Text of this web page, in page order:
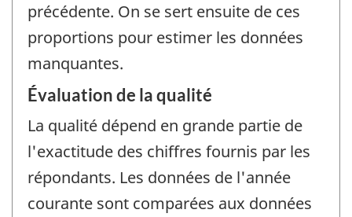
précédente. On se sert ensuite de ces
proportions pour estimer les données
manquantes.
Évaluation de la qualité
La qualité dépend en grande partie de
l'exactitude des chiffres fournis par les
répondants. Les données de l'année
courante sont comparées aux données